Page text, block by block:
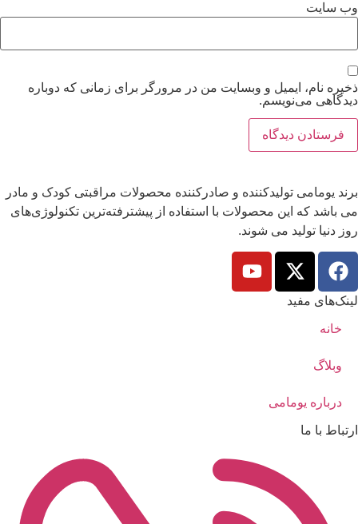
وب‌ سایت
ذخیره نام، ایمیل و وبسایت من در مرورگر برای زمانی که دوباره
دیدگاهی می‌نویسم.
برند یومامی تولیدکننده و صادرکننده محصولات مراقبتی کودک و مادر
می باشد که این محصولات با استفاده از پیشترفته‌ترین تکنولوژی‌های
روز دنیا تولید می شوند.
لینک‌های مفید
خانه
وبلاگ
درباره یومامی
ارتباط با ما